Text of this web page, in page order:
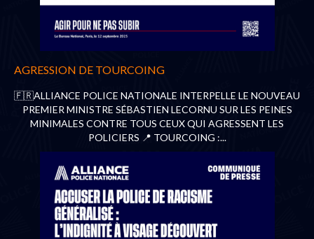
AGRESSION DE TOURCOING
🇫🇷ALLIANCE POLICE NATIONALE INTERPELLE LE NOUVEAU
PREMIER MINISTRE SÉBASTIEN LECORNU SUR LES PEINES
MINIMALES CONTRE TOUS CEUX QUI AGRESSENT LES
POLICIERS 📍 TOURCOING :...